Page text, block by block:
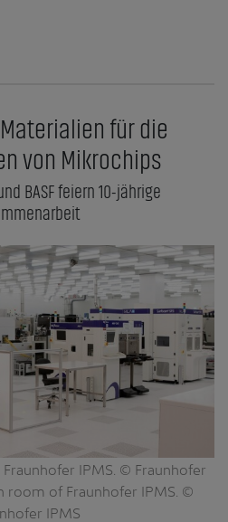
für die
von Mikrochips
BASF feiern 10-jährige
IPMS. © Fraunhofer
room of Fraunhofer IPMS. ©
IPMS